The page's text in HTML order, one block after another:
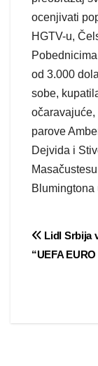
ocenjivati
HGTV-u,
od 3.000
sobe,
očaravajuće,
parove
Dejvida i
Blumingtona
Post
Lidl Srbija
“UEFA EURO